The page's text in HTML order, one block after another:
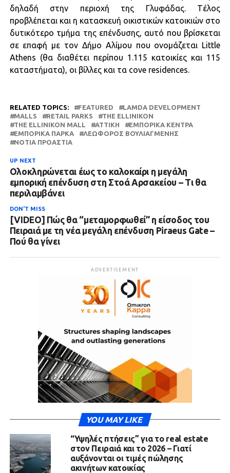
δηλαδή στην περιοχή της Γλυφάδας. Tέλος
προβλέπεται και η κατασκευή οικιστικών κατοικιών στο
δυτικότερο τμήμα της επένδυσης, αυτό που βρίσκεται
σε επαφή με τον Δήμο Αλίμου που ονομάζεται Little
Athens (θα διαθέτει περίπου 1.115 κατοικίες και 115
καταστήματα), οι βίλλες και τα cove residences.
RELATED TOPICS: FEATURED
LAMDA DEVELOPMENT
MALLS
RETAIL PARKS
THE ELLINIKON
THE ELLINIKON MALL
ΑΤΤΙΚΗ
ΕΜΠΟΡΙΚΆ ΚΈΝΤΡΑ
ΕΜΠΟΡΙΚΆ ΠΆΡΚΑ
ΛΕΩΦΌΡΟΣ ΒΟΥΛΙΑΓΜΈΝΗΣ
ΝΌΤΙΑ ΠΡΟΆΣΤΙΑ
UP NEXT
Ολοκληρώνεται έως το καλοκαίρι η μεγάλη
εμπορική επένδυση στη Στοά Αρσακείου – Τι θα
περιλαμβάνει
DON'T MISS
[VIDEO] Πώς θα “μεταμορφωθεί” η είσοδος του
Πειραιά με τη νέα μεγάλη επένδυση Piraeus Gate –
Πού θα γίνει
ADVERTISEMENT
YOU MAY LIKE
“Υψηλές πτήσεις” για το real estate
στον Πειραιά και το 2026 – Γιατί
αυξάνονται οι τιμές πώλησης
ακινήτων κατοικίας